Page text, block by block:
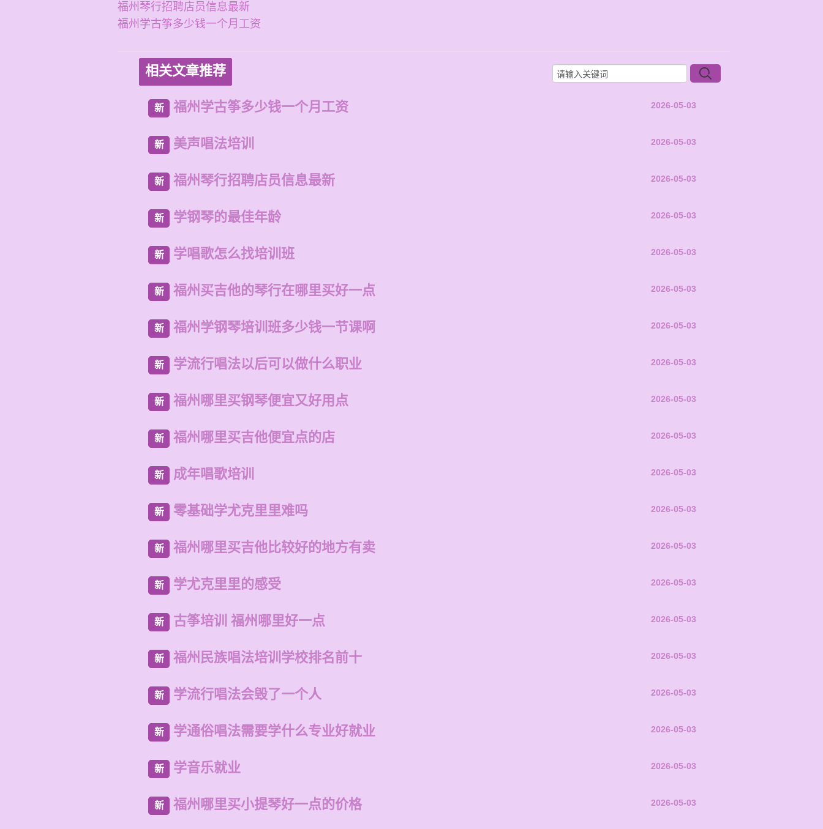
福州琴行招聘店员信息最新
福州学古筝多少钱一个月工资
相关文章推荐
新 福州学古筝多少钱一个月工资 2026-05-03
新 美声唱法培训 2026-05-03
新 福州琴行招聘店员信息最新 2026-05-03
新 学钢琴的最佳年龄 2026-05-03
新 学唱歌怎么找培训班 2026-05-03
新 福州买吉他的琴行在哪里买好一点 2026-05-03
新 福州学钢琴培训班多少钱一节课啊 2026-05-03
新 学流行唱法以后可以做什么职业 2026-05-03
新 福州哪里买钢琴便宜又好用点 2026-05-03
新 福州哪里买吉他便宜点的店 2026-05-03
新 成年唱歌培训 2026-05-03
新 零基础学尤克里里难吗 2026-05-03
新 福州哪里买吉他比较好的地方有卖 2026-05-03
新 学尤克里里的感受 2026-05-03
新 古筝培训 福州哪里好一点 2026-05-03
新 福州民族唱法培训学校排名前十 2026-05-03
新 学流行唱法会毁了一个人 2026-05-03
新 学通俗唱法需要学什么专业好就业 2026-05-03
新 学音乐就业 2026-05-03
新 福州哪里买小提琴好一点的价格 2026-05-03